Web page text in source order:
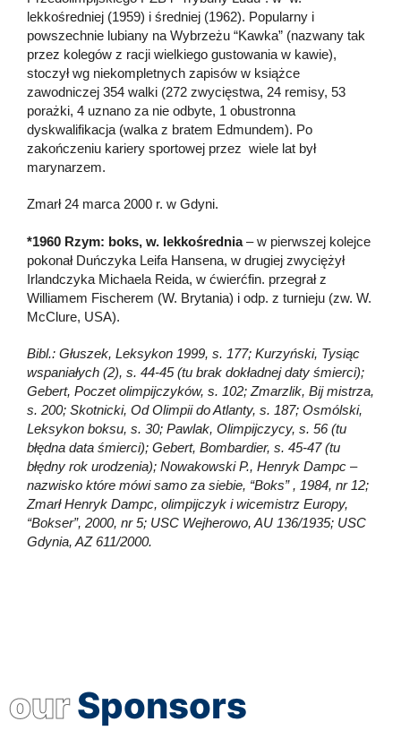
lekkośredniej (1959) i średniej (1962). Popularny i
powszechnie lubiany na Wybrzeżu “Kawka” (nazwany tak
przez kolegów z racji wielkiego gustowania w kawie),
stoczył wg niekompletnych zapisów w książce
zawodniczej 354 walki (272 zwycięstwa, 24 remisy, 53
porażki, 4 uznano za nie odbyte, 1 obustronna
dyskwalifikacja (walka z bratem Edmundem). Po
zakończeniu kariery sportowej przez wiele lat był
marynarzem.
Zmarł 24 marca 2000 r. w Gdyni.
*1960 Rzym: boks, w. lekkośrednia– w pierwszej kolejce
pokonał Duńczyka Leifa Hansena, w drugiej zwyciężył
Irlandczyka Michaela Reida, w ćwierćfin. przegrał z
Williamem Fischerem (W. Brytania) i odp. z turnieju (zw. W.
McClure, USA).
Bibl.: Głuszek, Leksykon 1999, s. 177; Kurzyński, Tysiąc
wspaniałych (2), s. 44-45 (tu brak dokładnej daty śmierci);
Gebert, Poczet olimpijczyków, s. 102; Zmarzlik, Bij mistrza,
s. 200; Skotnicki, Od Olimpii do Atlanty, s. 187; Osmólski,
Leksykon boksu, s. 30; Pawlak, Olimpijczycy, s. 56 (tu
błędna data śmierci); Gebert, Bombardier, s. 45-47 (tu
błędny rok urodzenia); Nowakowski P., Henryk Dampc –
nazwisko które mówi samo za siebie, “Boks” , 1984, nr 12;
Zmarł Henryk Dampc, olimpijczyk i wicemistrz Europy,
“Bokser”, 2000, nr 5; USC Wejherowo, AU 136/1935; USC
Gdynia, AZ 611/2000.
ourSponsors